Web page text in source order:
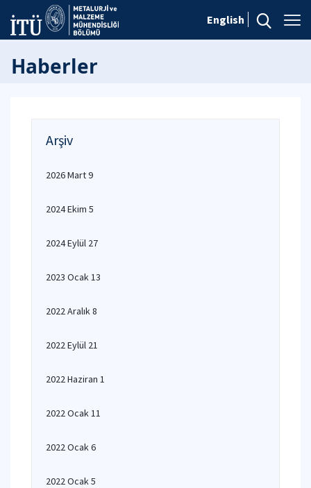
English
Haberler
Arşiv
2026 Mart 9
2024 Ekim 5
2024 Eylül 27
2023 Ocak 13
2022 Aralık 8
2022 Eylül 21
2022 Haziran 1
2022 Ocak 11
2022 Ocak 6
2022 Ocak 5